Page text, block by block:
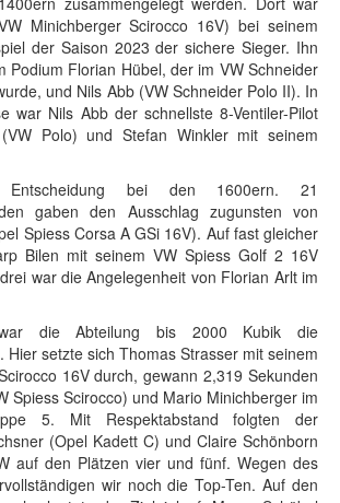
Minichberger Scirocco 16V) bei seinem
der Saison 2023 der sichere Sieger. Ihn
Podium Florian Hübel, der im VW Schneider
und Nils Abb (VW Schneider Polo II). In
war Nils Abb der schnellste 8-Ventiler-Pilot
Polo) und Stefan Winkler mit seinem
Entscheidung bei den 1600ern. 21
gaben den Ausschlag zugunsten von
Spiess Corsa A GSi 16V). Auf fast gleicher
Bilen mit seinem VW Spiess Golf 2 16V
war die Angelegenheit von Florian Arlt im
die Abteilung bis 2000 Kubik die
Hier setzte sich Thomas Strasser mit seinem
16V durch, gewann 2,319 Sekunden
Spiess Scirocco) und Mario Minichberger im
5. Mit Respektabstand folgten der
(Opel Kadett C) und Claire Schönborn
auf den Plätzen vier und fünf. Wegen des
wir noch die Top-Ten. Auf den